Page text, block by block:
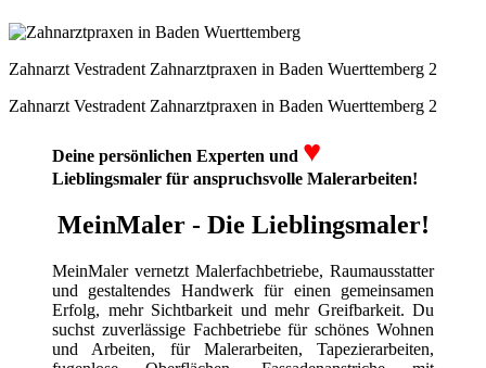
Zahnarzt Vestradent Zahnarztpraxen in Baden Wuerttemberg 2
Zahnarzt Vestradent Zahnarztpraxen in Baden Wuerttemberg 2
Deine persönlichen Experten und ♥
Lieblingsmaler für anspruchsvolle Malerarbeiten!
MeinMaler - Die Lieblingsmaler!
MeinMaler vernetzt Malerfachbetriebe, Raumausstatter
und gestaltendes Handwerk für einen gemeinsamen
Erfolg, mehr Sichtbarkeit und mehr Greifbarkeit. Du
suchst zuverlässige Fachbetriebe für schönes Wohnen
und Arbeiten, für Malerarbeiten, Tapezierarbeiten,